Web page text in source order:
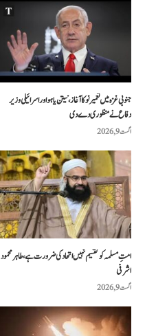
جنوبی غزہ میں تعمیر نو کا آغاز، نیتن یاہو اور اسرائیلی وزیر
دفاع نے منظوری دے دی
اگست 9, 2026
امتِ مسلمہ کو تقسیم نہیں اتحاد کی ضرورت ہے، طاہر محمود
اشرفی
اگست 9, 2026